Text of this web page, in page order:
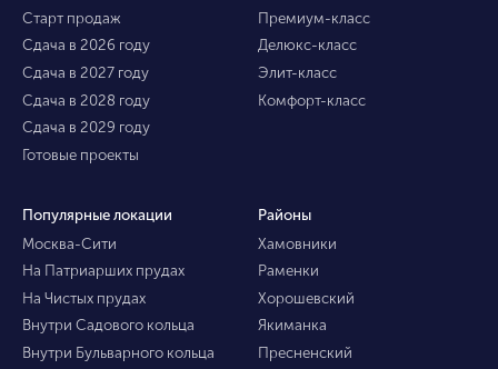
Старт продаж
Сдача в 2026 году
Сдача в 2027 году
Сдача в 2028 году
Сдача в 2029 году
Готовые проекты
Премиум-класс
Делюкс-класс
Элит-класс
Комфорт-класс
Популярные локации
Москва-Сити
На Патриарших прудах
На Чистых прудах
Внутри Садового кольца
Внутри Бульварного кольца
Районы
Хамовники
Раменки
Хорошевский
Якиманка
Пресненский